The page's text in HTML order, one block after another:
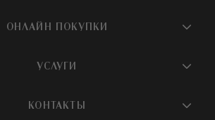
О магазине
Бутики и ПВЗ ЦУМ
ОНЛАЙН ПОКУПКИ
Доставка
УСЛУГИ
КОНТАКТЫ